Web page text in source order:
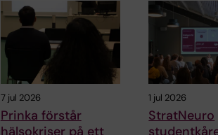
7 jul 2026
Prinka förstår
1 jul 2026
StratNeuro